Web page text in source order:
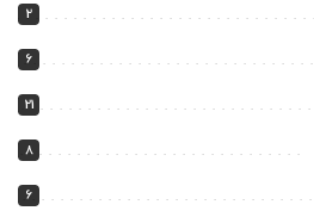
2
6
21
8
6